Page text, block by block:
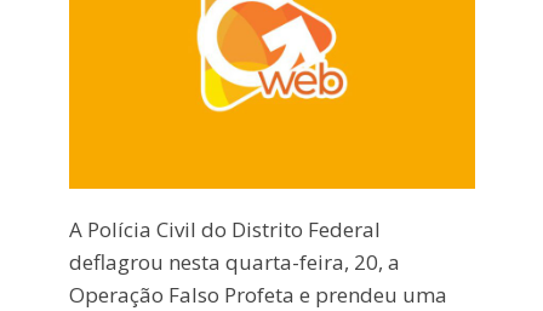
A Polícia Civil do Distrito Federal
deflagrou nesta quarta-feira, 20, a
Operação Falso Profeta e prendeu uma